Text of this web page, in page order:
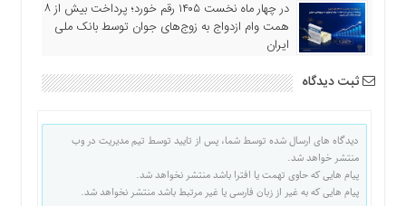
در چهار ماه نخست ۱۴۰۵ رقم خورد؛ پرداخت بیش از ۸
همت وام ازدواج به زوج‌های جوان توسط بانک ملی
ایران
ثبت دیدگاه
دیدگاه های ارسال شده توسط شما، پس از تایید توسط تیم مدیریت در وب
منتشر خواهد شد.
پیام هایی که حاوی تهمت یا افترا باشد منتشر نخواهد شد.
پیام هایی که به غیر از زبان فارسی یا غیر مرتبط باشد منتشر نخواهد شد.